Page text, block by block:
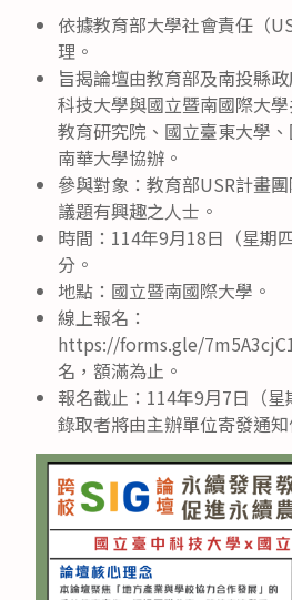
依據教育部大學社會責任（
理。
旨揭論壇由教育部及南投縣
科技大學與國立暨南國際大
教育研究院、國立臺東大學
南華大學協辦。
參與對象：教育部USR計畫
議題有興趣之人士。
時間：114年9月18日（星期
分。
地點：國立暨南國際大學。
線上報名：
https://forms.gle/
名，額滿為止。
報名截止：114年9月7日（星
錄取者將由主辦單位寄發通知